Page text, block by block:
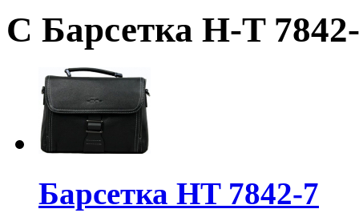
С Барсетка H-T
Барсетка HT 7842-7